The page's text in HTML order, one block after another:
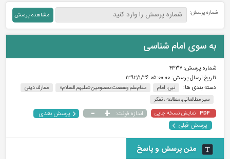
شماره پرسش:
به سوی امام شناسی
شماره پرسش:۴۳۳۷
تاریخ ارسال پرسش:۰۵:۰۰:۰۰ ۱۳۹۲/۱/۲۶
دسته بندی ها:
نبی، امام مقام علم وعصمت معصومین«علیهم السلام»
معارف دینی
سیر مطالعاتی، مطالعه ، تفکر
PDF نمایش نسخه چاپی اندازه فونت: +
-
پرسش بعدی
پرسش قبلی
متن پرسش و پاسخ